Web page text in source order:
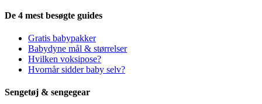
De 4 mest besøgte guides
Gratis babypakker
Babydyne mål & størrelser
Hvilken voksipose?
Hvornår sidder baby selv?
Sengetøj & sengegear